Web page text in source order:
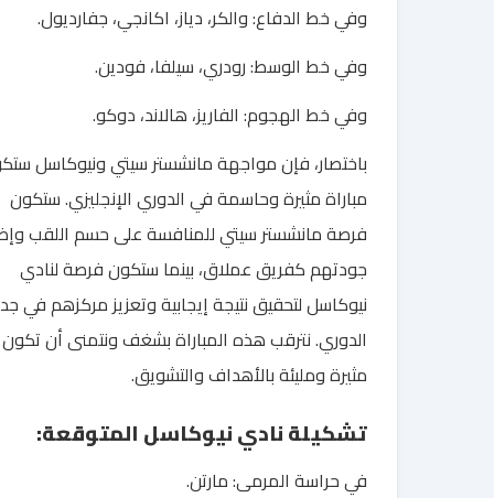
وفي خط الدفاع: والكر، دياز، اكانجي، جفارديول.
وفي خط الوسط: رودري، سيلفا، فودين.
وفي خط الهجوم: الفاريز، هالاند، دوكو.
باختصار، فإن مواجهة مانشستر سيتي ونيوكاسل
مباراة مثيرة وحاسمة في الدوري الإنجليزي. ستكون
فرصة مانشستر سيتي للمنافسة على حسم اللقب
جودتهم كفريق عملاق، بينما ستكون فرصة لنادي
نيوكاسل لتحقيق نتيجة إيجابية وتعزيز مركزهم في
الدوري. نترقب هذه المباراة بشغف ونتمنى أن تكون
مثيرة ومليئة بالأهداف والتشويق.
تشكيلة نادي نيوكاسل المتوقعة:
في حراسة المرمى: مارتن.